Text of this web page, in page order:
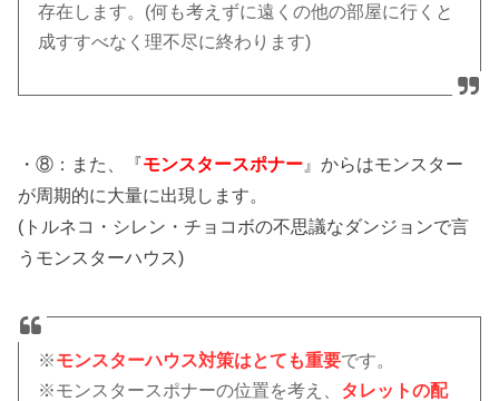
存在します。(何も考えずに遠くの他の部屋に行くと
成すすべなく理不尽に終わります)
・⑧：また、『モンスタースポナー 』からはモンスター
が周期的に大量に出現します。
(トルネコ・シレン・チョコボの不思議なダンジョンで言
うモンスターハウス)
※モンスターハウス対策はとても重要です。
※モンスタースポナーの位置を考え、 タレットの配